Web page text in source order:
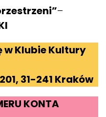
–
w Klubie Kultury
31-241 Kraków
KONTA